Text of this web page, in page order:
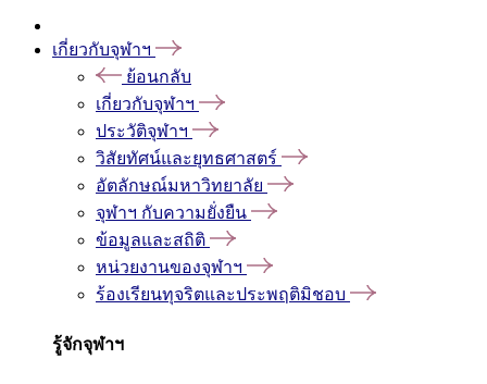
เกี่ยวกับจุฬาฯ
ย้อนกลับ
เกี่ยวกับจุฬาฯ
ประวัติจุฬาฯ
วิสัยทัศน์และยุทธศาสตร์
อัตลักษณ์มหาวิทยาลัย
จุฬาฯ กับความยั่งยืน
ข้อมูลและสถิติ
หน่วยงานของจุฬาฯ
ร้องเรียนทุจริตและประพฤติมิชอบ
รู้จักจุฬาฯ